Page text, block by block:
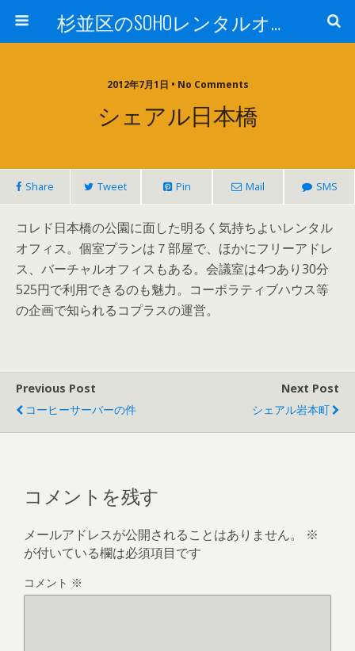
杉並区のSOHOレンタルオフィスTrees西荻
2012年7月1日 • No Comments
シェアル日本橋
Share Tweet Pin Mail SMS
コレド日本橋の公園に面した明るく気持ちよいレンタル
オフィス。個室プランは７部屋で、ほかにフリーアドレ
ス、バーチャルオフィスもある。会議室は4つあり30分
525円で利用できるのも魅力。コーポラティブハウス等
の企画で知られるコプラスの運営。
Previous Post
コーヒーサーバーの件
Next Post
シェアル岩本町
コメントを残す
メールアドレスが公開されることはありません。
※
が付いている欄は必須項目です
コメント ※